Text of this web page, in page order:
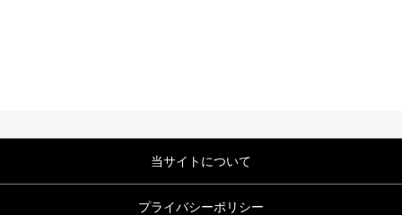
当サイトについて
プライバシーポリシー